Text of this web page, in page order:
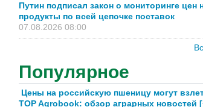
Путин подписал закон о мониторинге цен
продукты по всей цепочке поставок
07.08.2026 08:00
Популярное
Цены на российскую пшеницу могут
TOP Agrobook: обзор аграрных новостей